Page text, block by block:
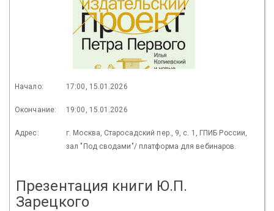
Начало: 17:00, 15.01.2026
Окончание: 19:00, 15.01.2026
Адрес:
г. Москва, Старосадский пер., 9, с. 1, ГПИБ России,
зал "Под сводами"/ платформа для вебинаров.
Презентация книги Ю.П.
Зарецкого